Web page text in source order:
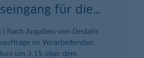
für die…
| Nach Angaben von Destatis
im Verarbeitenden
um 3,1% über dem